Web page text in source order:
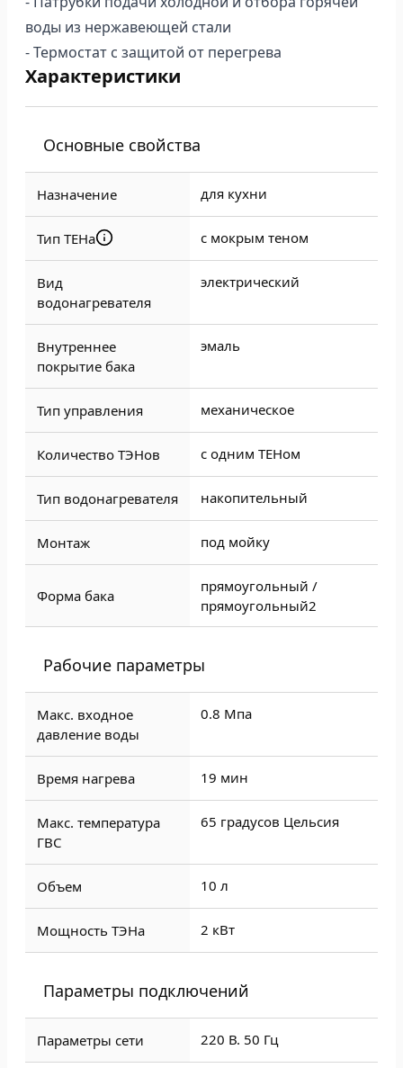
воды из нержавеющей стали
- Термостат с защитой от перегрева
Характеристики
Основные свойства
Назначение для кухни
Тип ТЕНа с мокрым теном
Вид
водонагревателя
электрический
Внутреннее
покрытие бака
эмаль
Тип управления механическое
Количество ТЭНов с одним ТЕНом
Тип водонагревателя накопительный
Монтаж под мойку
Форма бака
прямоугольный /
прямоугольный2
Рабочие параметры
Макс. входное
давление воды
0.8 Мпа
Время нагрева 19 мин
Макс. температура
ГВС
65 градусов Цельсия
Объем 10 л
Мощность ТЭНа 2 кВт
Параметры подключений
Параметры сети 220 В. 50 Гц